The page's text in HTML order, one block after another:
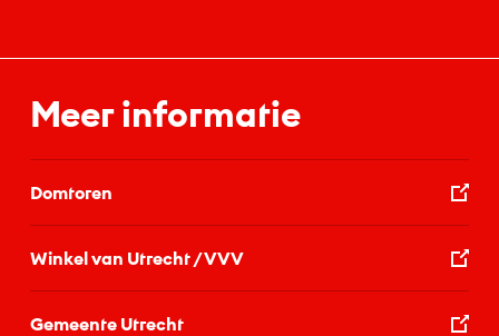
Meer informatie
Domtoren
Winkel van Utrecht / VVV
Gemeente Utrecht